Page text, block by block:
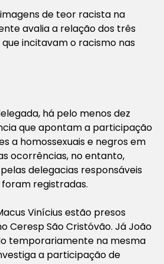
de teor racista na
avalia a relação dos três
incitavam o racismo nas
há pelo menos dez
que apontam a participação
a homossexuais e negros em
ocorrências, no entanto,
delegacias responsáveis
registradas.
Vinícius estão presos
Ceresp São Cristóvão. Já João
temporariamente na mesma
a participação de